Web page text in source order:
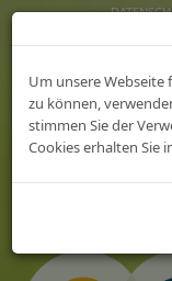
Das
Um unsere
zu können,
stimmen Sie der
Cookies erhalten Sie